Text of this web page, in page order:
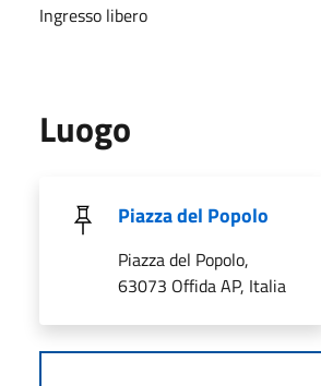
Ingresso libero
Luogo
Piazza del Popolo
Piazza del Popolo,
63073 Offida AP, Italia